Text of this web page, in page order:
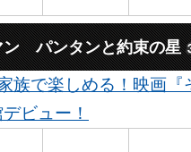
ン パンタンと約束の星
族で楽しめる！映画
ビュー！